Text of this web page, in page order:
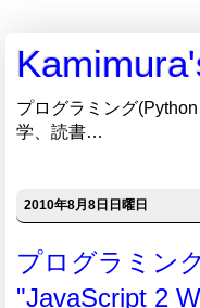
プログラミング
学、読書…
2010年8月8日日曜日
プログラミン
"JavaScript 2